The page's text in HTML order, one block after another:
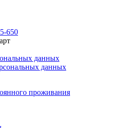
650
данных
данных
проживания